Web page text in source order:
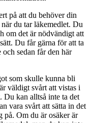
på att du behöver din
du tar läkemedlet. Du
om det är nödvändigt att
Du får gärna för att ta
sedan får den här
som skulle kunna bli
väldigt svårt att vistas i
Du kan alltså inte ta det
vara svårt att sätta in det
på. Om du är osäker är